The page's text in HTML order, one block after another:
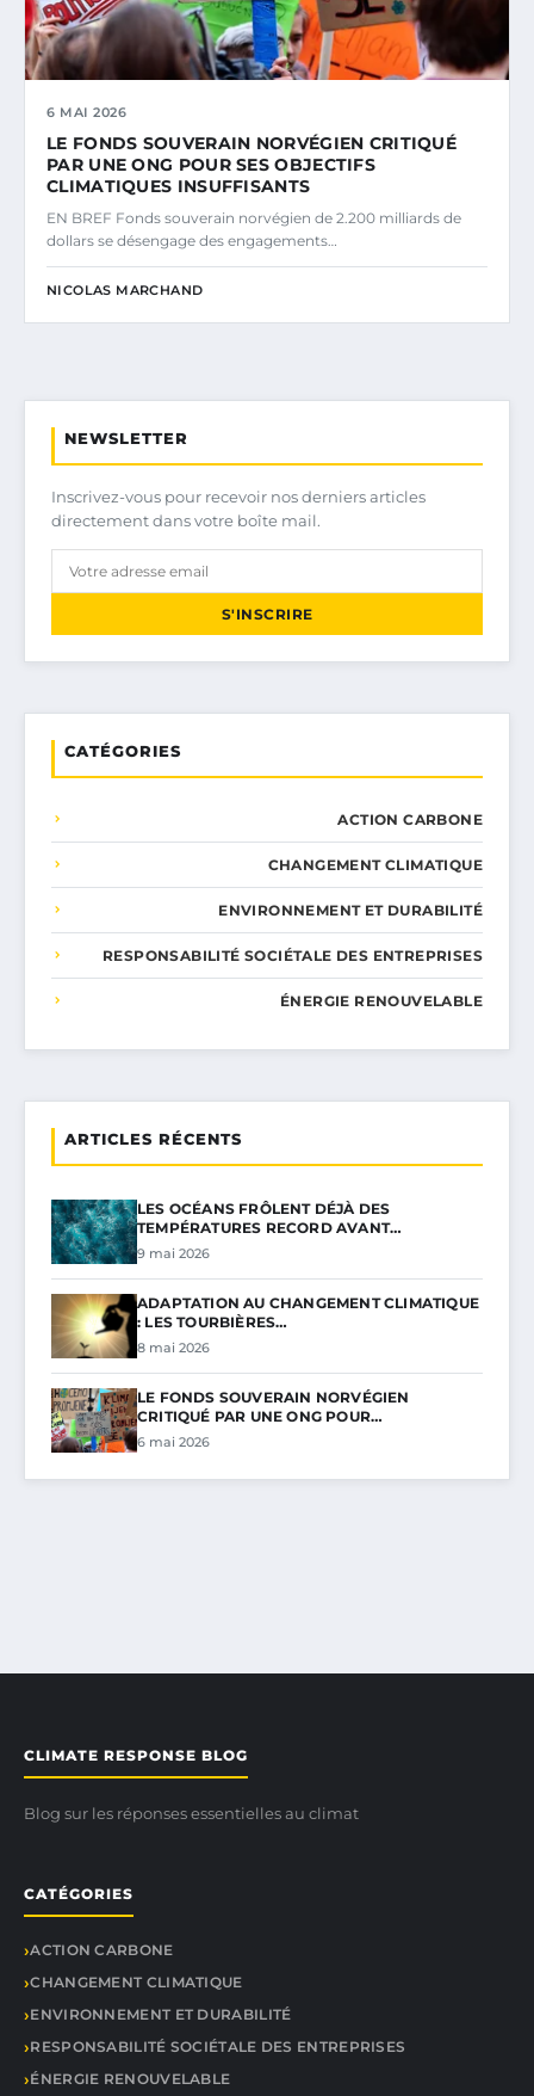
6 MAI 2026
LE FONDS SOUVERAIN NORVÉGIEN CRITIQUÉ
PAR UNE ONG POUR SES OBJECTIFS
CLIMATIQUES INSUFFISANTS
EN BREF Fonds souverain norvégien de 2.200 milliards de
dollars se désengage des engagements…
NICOLAS MARCHAND
NEWSLETTER
Inscrivez-vous pour recevoir nos derniers articles
directement dans votre boîte mail.
S'INSCRIRE
CATÉGORIES
ACTION CARBONE
CHANGEMENT CLIMATIQUE
ENVIRONNEMENT ET DURABILITÉ
RESPONSABILITÉ SOCIÉTALE DES ENTREPRISES
ÉNERGIE RENOUVELABLE
ARTICLES RÉCENTS
LES OCÉANS FRÔLENT DÉJÀ DES
TEMPÉRATURES RECORD AVANT…
9 mai 2026
ADAPTATION AU CHANGEMENT CLIMATIQUE
: LES TOURBIÈRES…
8 mai 2026
LE FONDS SOUVERAIN NORVÉGIEN
CRITIQUÉ PAR UNE ONG POUR…
6 mai 2026
CLIMATE RESPONSE BLOG
Blog sur les réponses essentielles au climat
CATÉGORIES
ACTION CARBONE
CHANGEMENT CLIMATIQUE
ENVIRONNEMENT ET DURABILITÉ
RESPONSABILITÉ SOCIÉTALE DES ENTREPRISES
ÉNERGIE RENOUVELABLE